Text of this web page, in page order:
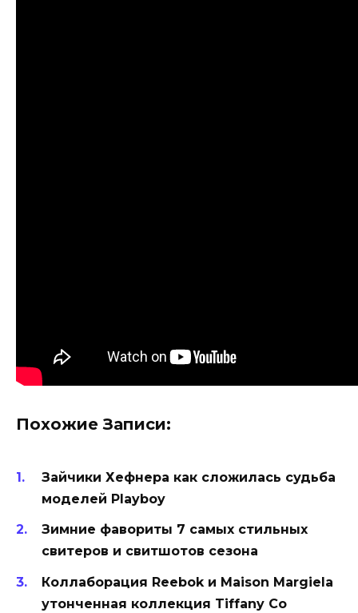
Похожие Записи:
Зайчики Хефнера как сложилась судьба
моделей Playboy
Зимние фавориты 7 самых стильных
свитеров и свитшотов сезона
Коллаборация Reebok и Maison Margiela
утонченная коллекция Tiffany Co